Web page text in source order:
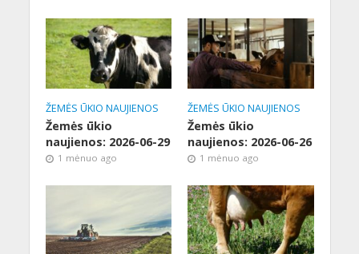
ŽEMĖS ŪKIO NAUJIENOS
Žemės ūkio
naujienos: 2026-06-29
1 mėnuo ago
ŽEMĖS ŪKIO NAUJIENOS
Žemės ūkio
naujienos: 2026-06-26
1 mėnuo ago